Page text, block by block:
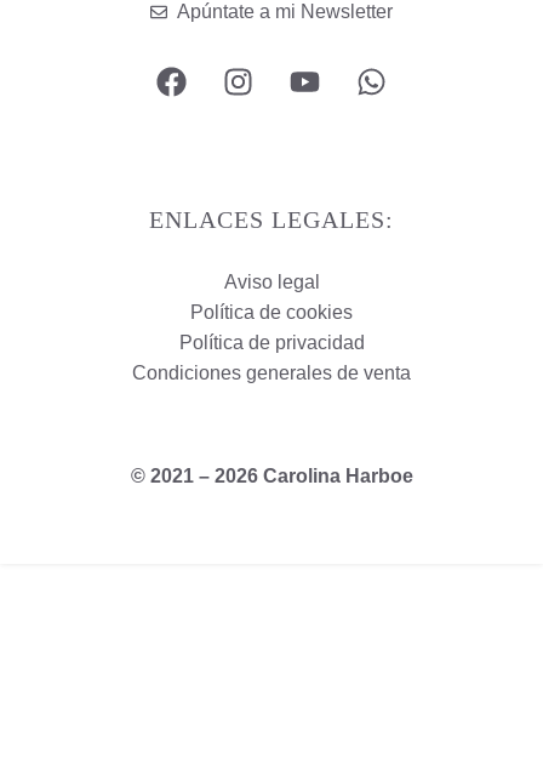
Apúntate a mi Newsletter
ENLACES LEGALES:
Aviso legal
Política de cookies
Política de privacidad
Condiciones generales de venta
© 2021 – 2026 Carolina Harboe